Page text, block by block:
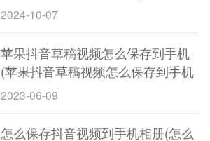
2024-10-07
苹果抖音草稿视频怎么保存到手机
(苹果抖音草稿视频怎么保存到手机
没有水印)
2023-06-09
怎么保存抖音视频到手机相册(怎么